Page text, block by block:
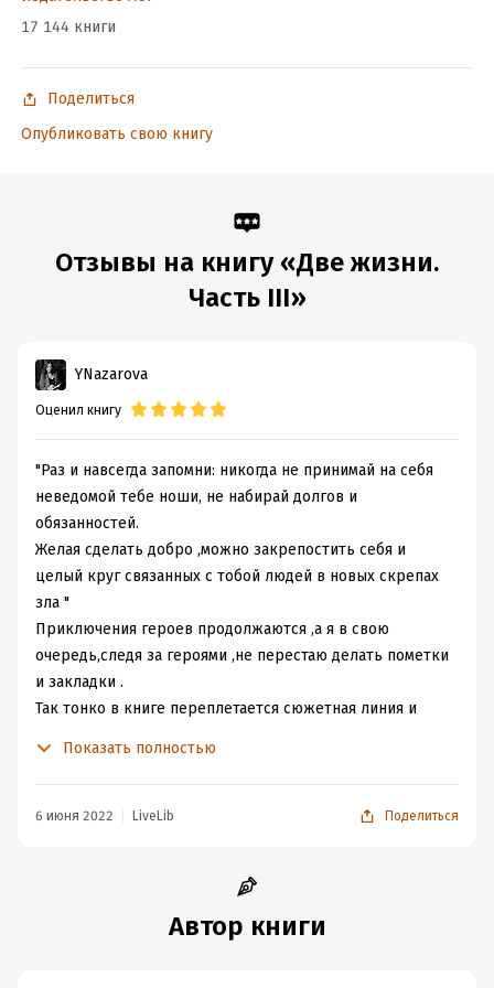
17 144 книги
Поделиться
Опубликовать свою книгу
Отзывы на книгу «Две жизни.
Часть III»
YNazarova
Оценил книгу
"Раз и навсегда запомни: никогда не принимай на себя
неведомой тебе ноши, не набирай долгов и
обязанностей.
Желая сделать добро ,можно закрепостить себя и
целый круг связанных с тобой людей в новых скрепах
зла "
Приключения героев продолжаются ,а я в свою
очередь,следя за героями ,не перестаю делать пометки
и закладки .
Так тонко в книге переплетается сюжетная линия и
Показать полностью
6 июня 2022 LiveLib Поделиться
Автор книги